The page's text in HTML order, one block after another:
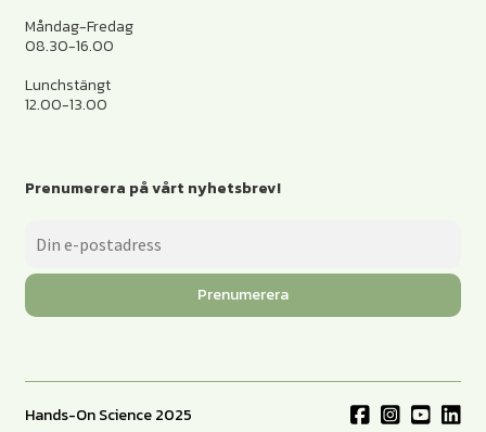
Måndag-Fredag
08.30-16.00
Lunchstängt
12.00-13.00
Prenumerera på vårt nyhetsbrev!
Prenumerera
Hands-On Science 2025